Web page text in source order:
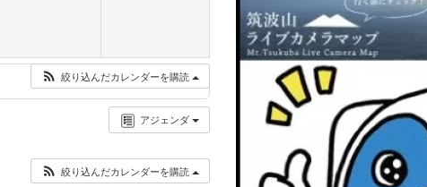
絞り込んだカレンダーを購読
アジェンダ
絞り込んだカレンダーを購読